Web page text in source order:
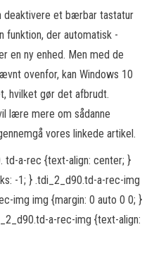
deaktivere et bærbar tastatur
funktion, der automatisk -
en ny enhed. Men med de
ovenfor, kan Windows 10
hvilket gør det afbrudt.
lære mere om sådanne
vores linkede artikel.
a-rec {text-align: center; }
-1; } .tdi_2_d90.td-a-rec-img
img img {margin: 0 auto 0 0; }
a-rec-img {text-align: